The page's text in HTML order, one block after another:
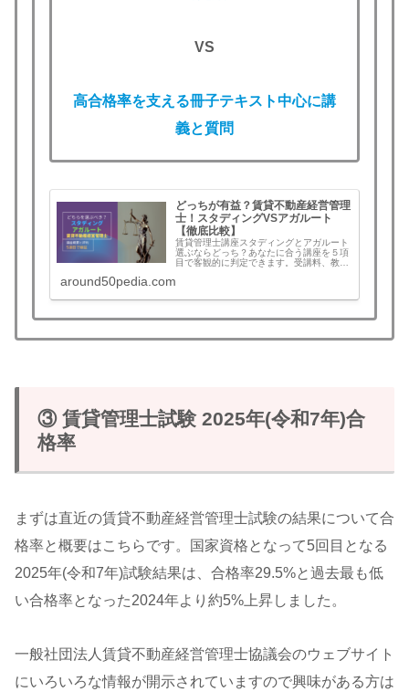
VS
高合格率を支える冊子テキスト中心に講
義と質問
どっちが有益？賃貸不動産経営管理
士！スタディングVSアガルート
【徹底比較】
賃貸管理士講座スタディングとアガルート
選ぶならどっち？あなたに合う講座を５項
目で客観的に判定できます。受講料、教
無制限アガルートか？人気講師の竹原講師
座を迷わず決定
around50pedia.com
③ 賃貸管理士試験 2025年(令和7年)合
格率
まずは直近の賃貸不動産経営管理士試験の結果について合
格率と概要はこちらです。国家資格となって5回目となる
2025年(令和7年)試験結果は、合格率29.5%と過去最も低
い合格率となった2024年より約5%上昇しました。
一般社団法人賃貸不動産経営管理士協議会のウェブサイト
にいろいろな情報が開示されていますので興味がある方は